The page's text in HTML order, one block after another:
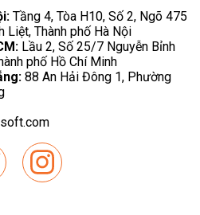
Tầng 4, Tòa H10, Số 2, Ngõ 475
Liệt, Thành phố Hà Nội
Lầu 2, Số 25/7 Nguyễn Bỉnh
phố Hồ Chí Minh
88 An Hải Đông 1, Phường